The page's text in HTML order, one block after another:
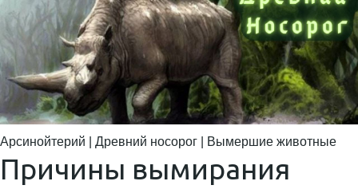
Арсинойтерий | Древний носорог | Вымершие животные
Причины вымирания